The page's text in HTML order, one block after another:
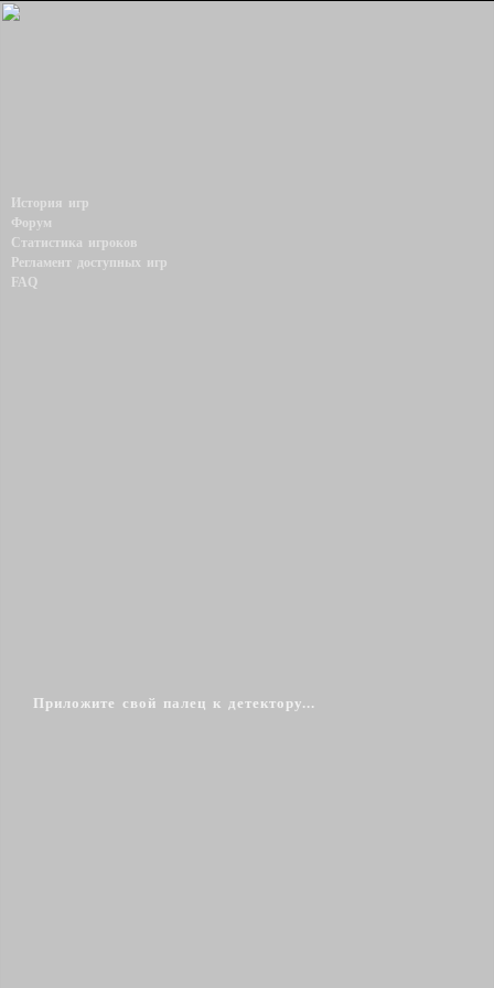
Приложите свой палец к детектору...
История игр
Форум
Статистика игроков
Регламент доступных игр
FAQ